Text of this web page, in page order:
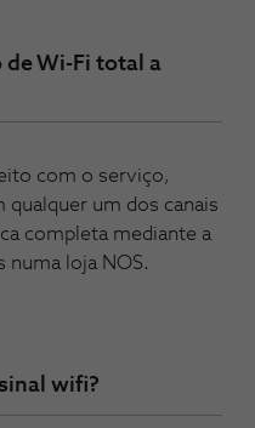
de Wi-Fi total a
com o serviço,
qualquer um dos canais
completa mediante a
numa loja NOS.
wifi?